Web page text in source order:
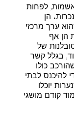
לפחות
הן
ערך מרכזי
הן אף
של
בגלל קשר
כולו
להיכנס לבתי
יוכלו
קודם מושגי